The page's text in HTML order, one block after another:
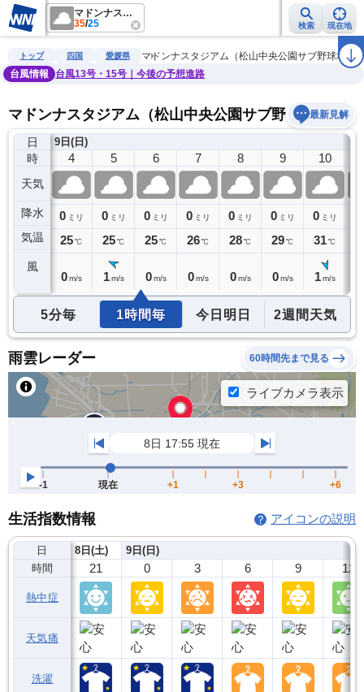
マドンナスタジアム（松山中央公園サブ野球場）
35/25 検索 現在地
雨雲レーダー 台風情報 地震情報 警報・注意報 2週間天気 ラ
トップ 四国 愛媛県
マドンナスタジアム（松山中央公園サブ野球場）
台風情報
台風13号・15号｜今後の予想進路
マドンナスタジアム（松山中央公園サブ野球場）の天
最新見解
日
時
天気
降水
気温
風
9日(日)
3
0ミリ
26℃
4
0 ミリ
25℃
0 m/s
5
0 ミリ
25℃
1 m/s
6
0 ミリ
25℃
0 m/s
7
0 ミリ
26℃
0 m/s
8
0 ミリ
28℃
0 m/s
9
0 ミリ
29℃
0 m/s
10
0 ミリ
31℃
1 m/s
5分毎 1時間毎 今日明日 2週間天気
雨雲レーダー 60時間先まで見る
生活指数情報 アイコンの説明
日
時間
熱中症
天気痛
洗濯
8日(土)
21
9日(日)
0 3 6 9 12